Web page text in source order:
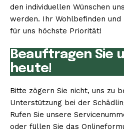
den individuellen Wünschen
werden. Ihr Wohlbefinden
für uns höchste Priorität!
Beauftragen Sie
heute!
Bitte zögern Sie nicht, uns zu
Unterstützung bei der
Rufen Sie unsere
oder füllen Sie das